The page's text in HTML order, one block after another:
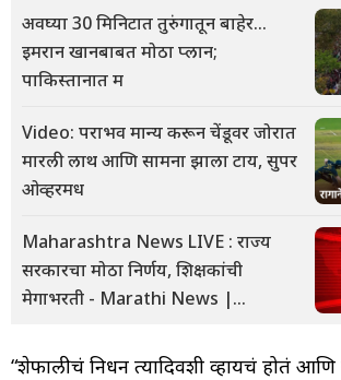
अवघ्या 30 मिनिटात तुरुंगातून बाहेर...
इमरान खानबाबत मोठा प्लान;
पाकिस्तानात म
Video: पराभव मान्य करून चेंडूवर जोरात
मारली लाथ आणि सामना झाला टाय, सुपर
ओव्हरमध
Maharashtra News LIVE : राज्य
सरकारचा मोठा निर्णय, शिक्षकांची
मेगाभरती - Marathi News |
in
“शेफालीचं निधन त्यादिवशी व्हायचं होतं आणि